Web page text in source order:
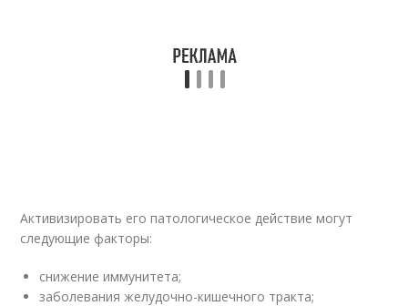
Активизировать его патологическое действие могут
следующие факторы:
снижение иммунитета;
заболевания желудочно-кишечного тракта;